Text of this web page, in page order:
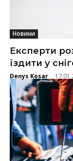
Новини
Експерти
їздити у
Denys Kosar -